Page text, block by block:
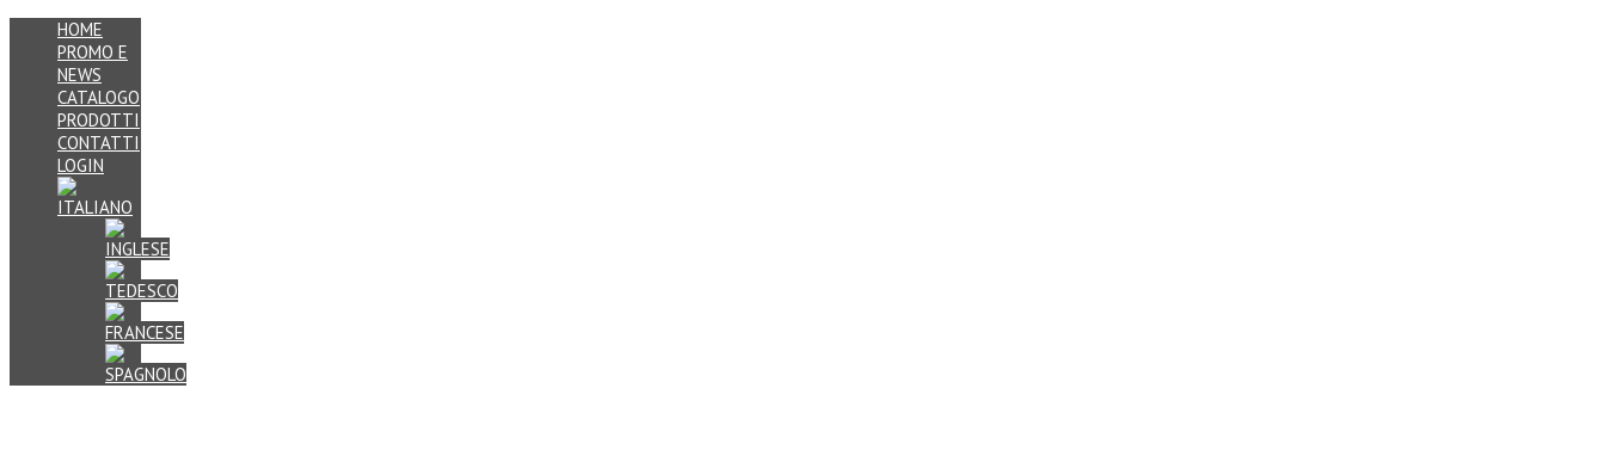
HOME
PROMO E
NEWS
CATALOGO
PRODOTTI
CONTATTI
LOGIN